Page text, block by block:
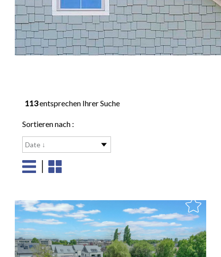
113entsprechen Ihrer Suche
Sortieren nach :
Date ↓